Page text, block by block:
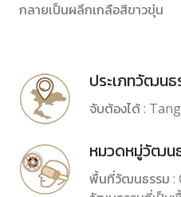
กลายเป็นผลึกเกลือสีขาวขุ่น
ประเภทวัฒนธ
จับต้องได้ :
หมวดหมู่วัฒน
พื้นที่วัฒนธรรม :